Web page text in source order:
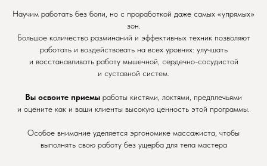
Научим работать без боли, но с проработкой даже самых «упрямых»
зон.
Большое количество разминаний и эффективных техник позволяют
работать и воздействовать на всех уровнях: улучшать
и восстанавливать работу мышечной, сердечно-сосудистой
и суставной систем.
Вы освоите приемы работы кистями, локтями, предплечьями
и оцените как и ваши клиенты высокую ценность этой программы.
Особое внимание уделяется эргономике массажиста, чтобы
выполнять свою работу без ущерба для тела мастера